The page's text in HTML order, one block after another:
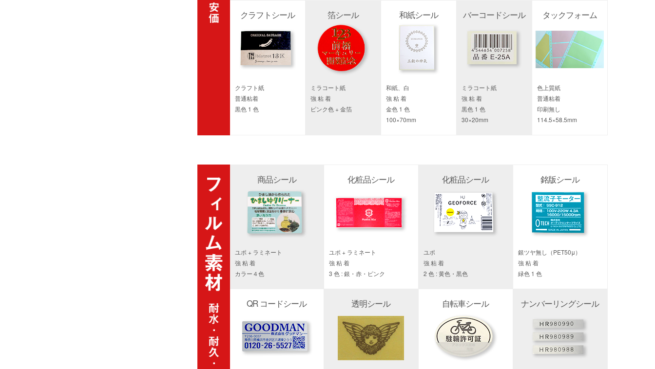
クラフトシール
クラフト紙
普通粘着
黒色 1 色
箔シール
ミラコート紙
強 粘 着
ピンク色 + 金箔
和紙シール
和紙、白
強 粘 着
金色 1 色
100×70mm
バーコードシール
ミラコート紙
強 粘 着
黒色 1 色
30×20mm
タックフォーム
色上質紙
普通粘着
印刷無し
114.5×58.5mm
商品シール
ユポ + ラミネート
強 粘 着
カラー４色
化粧品シール
ユポ + ラミネート
強 粘 着
3 色 : 銀・赤・ピンク
化粧品シール
ユポ
強 粘 着
2 色 : 黄色・黒色
銘版シール
銀ツヤ無し（PET50μ）
強 粘 着
緑色 1 色
QR コードシール 透明シール 自転車シール ナンバーリングシール